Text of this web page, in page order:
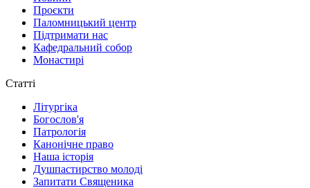
Проєкти
Паломницький центр
Підтримати нас
Кафедральний собор
Монастирі
Статті
Літургіка
Богослов'я
Патрологія
Канонічне право
Наша історія
Душпастирство молоді
Запитати Священика